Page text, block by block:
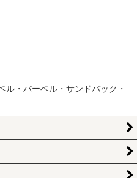
・バーベル・サンドバック・